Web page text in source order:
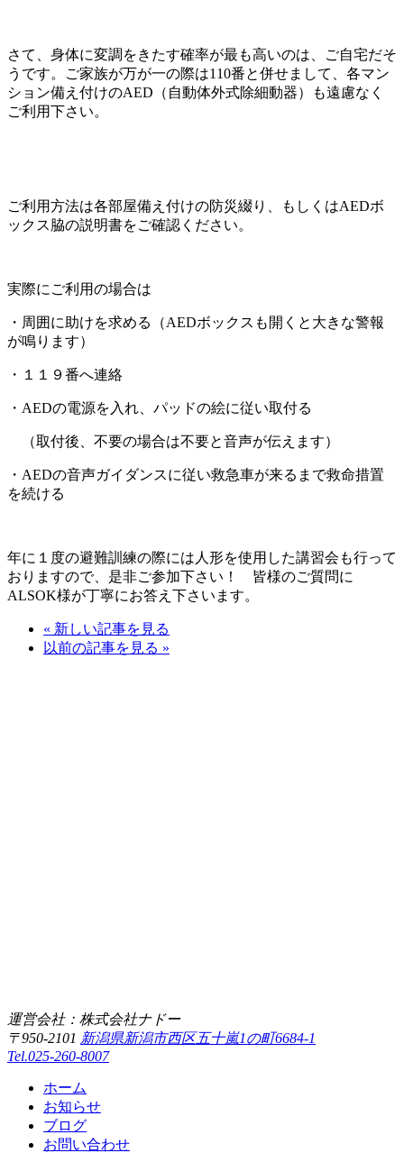
さて、身体に変調をきたす確率が最も高いのは、ご自宅だそ
うです。ご家族が万が一の際は110番と併せまして、各マン
ション備え付けのAED（自動体外式除細動器）も遠慮なく
ご利用下さい。
ご利用方法は各部屋備え付けの防災綴り、もしくはAEDボ
ックス脇の説明書をご確認ください。
実際にご利用の場合は
・周囲に助けを求める（AEDボックスも開くと大きな警報
が鳴ります）
・１１９番へ連絡
・AEDの電源を入れ、パッドの絵に従い取付る
（取付後、不要の場合は不要と音声が伝えます）
・AEDの音声ガイダンスに従い救急車が来るまで救命措置
を続ける
年に１度の避難訓練の際には人形を使用した講習会も行って
おりますので、是非ご参加下さい！ 皆様のご質問に
ALSOK様が丁寧にお答え下さいます。
« 新しい記事を見る
以前の記事を見る »
運営会社：株式会社ナドー
〒950-2101 新潟県新潟市西区五十嵐1の町6684-1
Tel.025-260-8007
ホーム
お知らせ
ブログ
お問い合わせ